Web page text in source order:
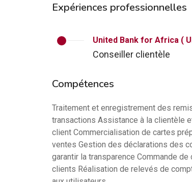
Expériences professionnelles
United Bank for Africa (
Conseiller clientèle
Compétences
Traitement et enregistrement des
transactions Assistance à la clientèle
client Commercialisation de cartes
ventes Gestion des déclarations des
garantir la transparence Commande
clients Réalisation de relevés de